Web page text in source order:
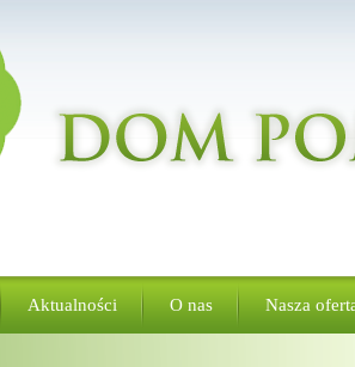
Aktualności O nas Nasza